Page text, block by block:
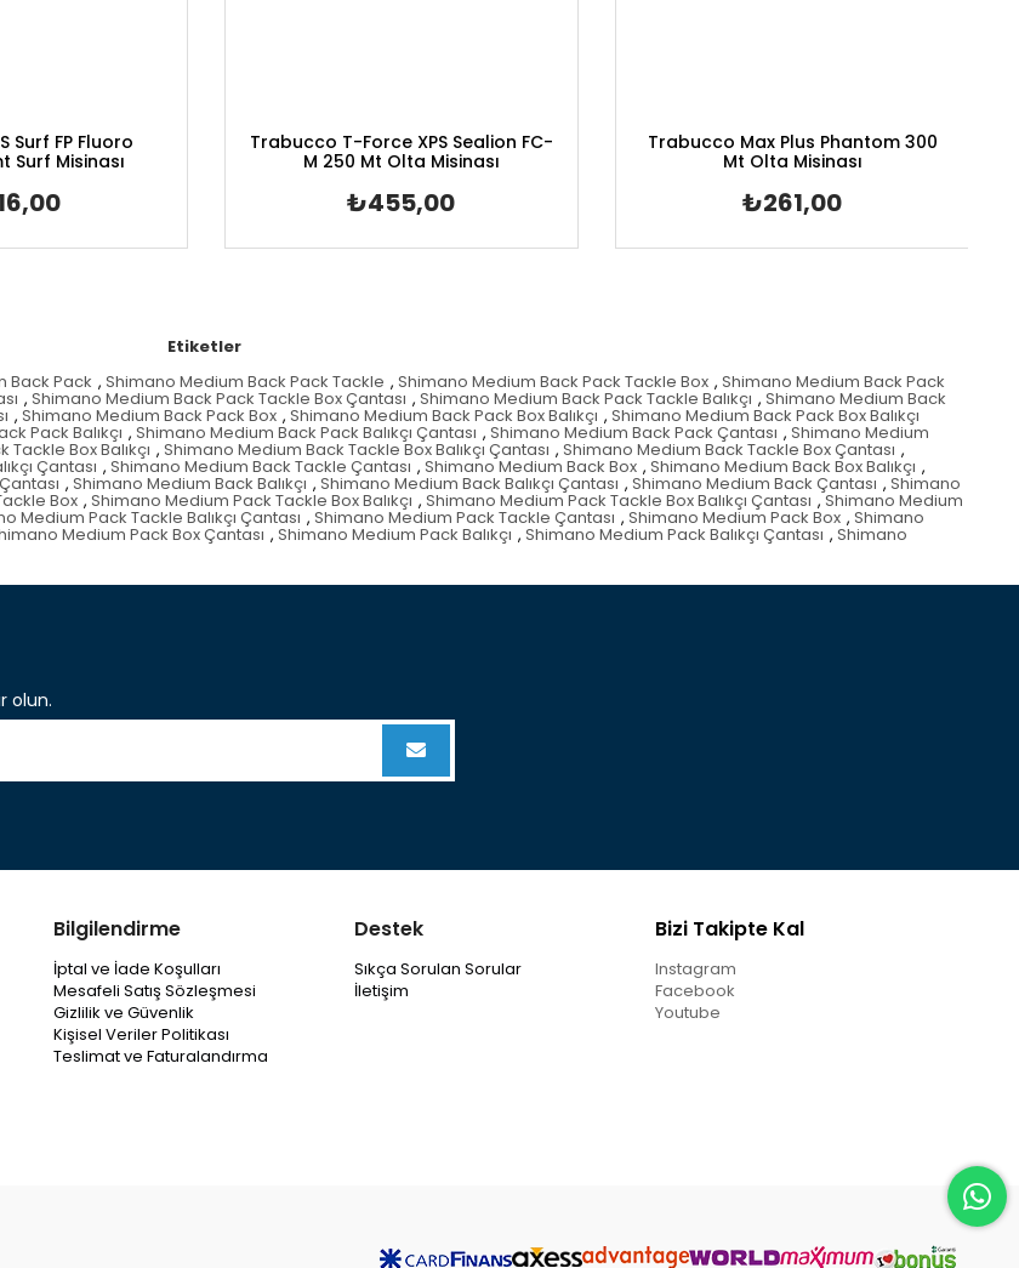
Surf FP Fluoro
Surf Misinası
Trabucco T-Force XPS Sealion FC-
M 250 Mt Olta Misinası
₺455,00
Trabucco Max Plus Phantom 300
Mt Olta Misinası
₺261,00
Etiketler
Back Pack , Shimano Medium Back Pack Tackle , Shimano Medium Back Pack Tackle Box , Shimano Medium Back Pack
, Shimano Medium Back Pack Tackle Box Çantası , Shimano Medium Back Pack Tackle Balıkçı , Shimano Medium Back
, Shimano Medium Back Pack Box , Shimano Medium Back Pack Box Balıkçı , Shimano Medium Back Pack Box Balıkçı
Pack Balıkçı , Shimano Medium Back Pack Balıkçı Çantası , Shimano Medium Back Pack Çantası , Shimano Medium
Box Balıkçı , Shimano Medium Back Tackle Box Balıkçı Çantası , Shimano Medium Back Tackle Box Çantası ,
Çantası , Shimano Medium Back Tackle Çantası , Shimano Medium Back Box , Shimano Medium Back Box Balıkçı ,
, Shimano Medium Back Balıkçı , Shimano Medium Back Balıkçı Çantası , Shimano Medium Back Çantası , Shimano
Box , Shimano Medium Pack Tackle Box Balıkçı , Shimano Medium Pack Tackle Box Balıkçı Çantası , Shimano Medium
Medium Pack Tackle Balıkçı Çantası , Shimano Medium Pack Tackle Çantası , Shimano Medium Pack Box , Shimano
Medium Pack Box Çantası , Shimano Medium Pack Balıkçı , Shimano Medium Pack Balıkçı Çantası , Shimano
olun.
Bilgilendirme
İptal ve İade Koşulları
Mesafeli Satış Sözleşmesi
Gizlilik ve Güvenlik
Kişisel Veriler Politikası
Teslimat ve Faturalandırma
Destek
Sıkça Sorulan Sorular
İletişim
Bizi Takipte Kal
Instagram
Facebook
Youtube